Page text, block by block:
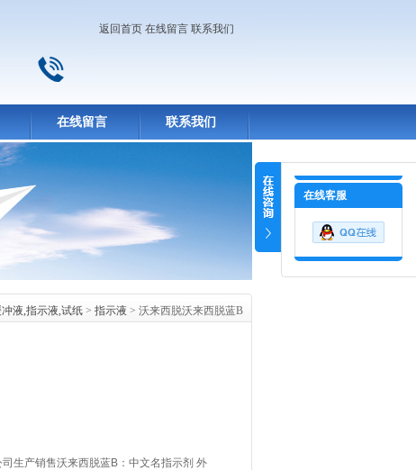
返回首页 在线留言 联系我们
在线留言 联系我们
液,指示液,试纸 > 指示液 > 沃来西脱沃来西脱蓝B
生产销售沃来西脱蓝B：中文名指示剂 外
在线客服